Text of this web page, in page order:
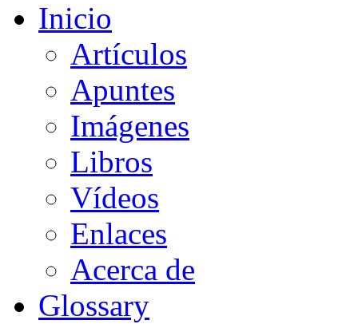
Inicio
Artículos
Apuntes
Imágenes
Libros
Vídeos
Enlaces
Acerca de
Glossary